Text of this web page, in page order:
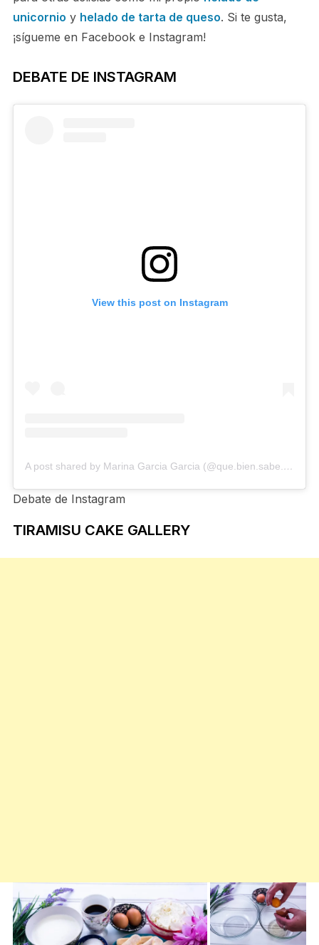
unicornio y helado de tarta de queso. Si te gusta,
¡sígueme en Facebook e Instagram!
DEBATE DE INSTAGRAM
View this post on Instagram
A post shared by Marina Garcia Garcia (@que.bien.sabe.marina)
Debate de Instagram
TIRAMISU CAKE GALLERY